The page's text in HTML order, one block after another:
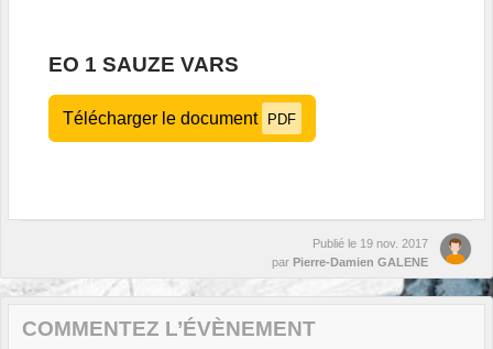
EO 1 SAUZE VARS
Télécharger le document PDF
Publié le 19 nov. 2017
par Pierre-Damien GALENE
COMMENTEZ L’ÉVÈNEMENT